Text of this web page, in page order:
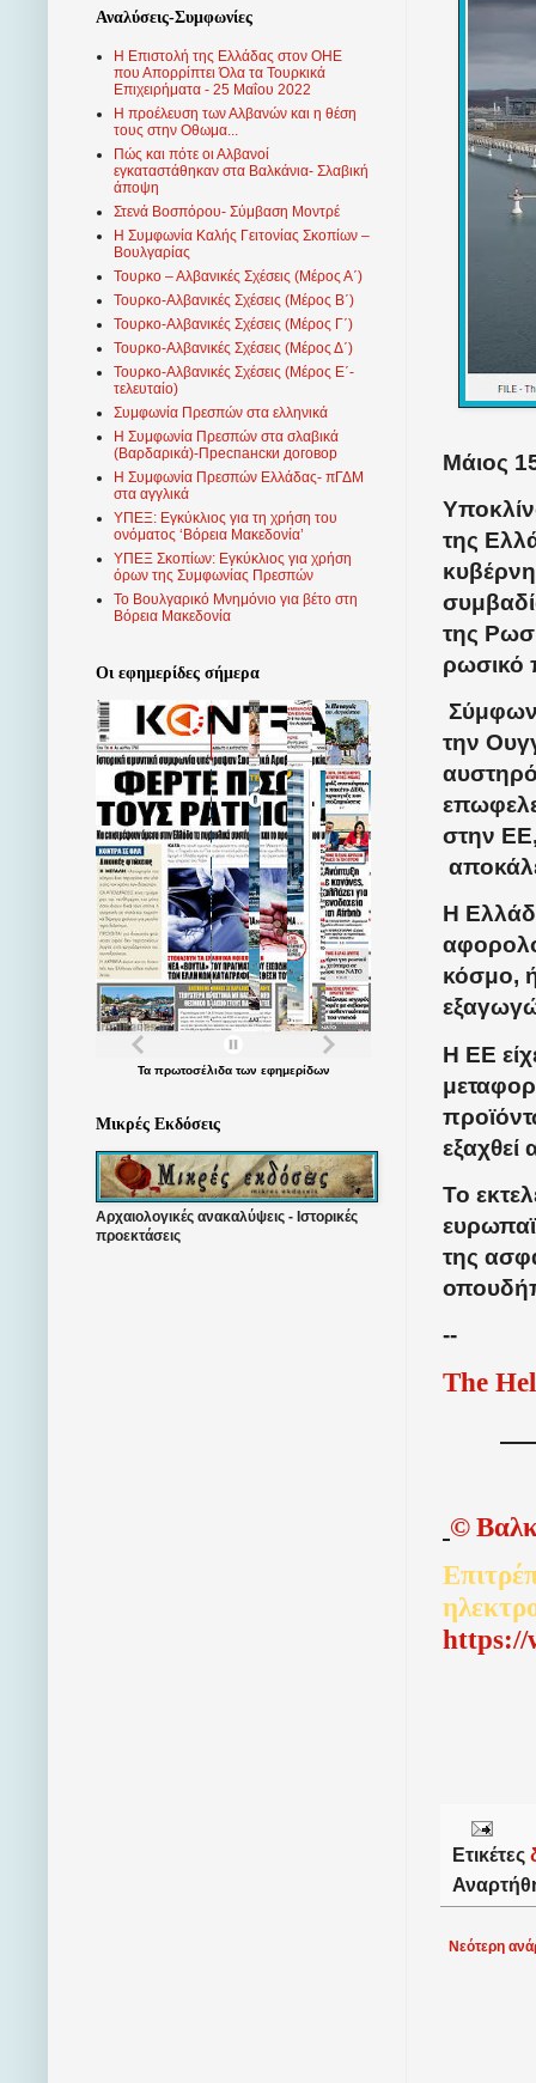
Μάιος
της
της
ρωσικό
την
στην
Η
κόσμο,
Η ΕΕ
Το
της
--
The
©
https://
Ετικέτες
Νεότερη
Αναλύσεις-Συμφωνίες
Η Επιστολή της Ελλάδας στον ΟΗΕ
που Απορρίπτει Όλα τα Τουρκικά
Επιχειρήματα - 25 Μαΐου 2022
Η προέλευση των Αλβανών και η θέση
τους στην Οθωμα...
Πώς και πότε οι Αλβανοί
εγκαταστάθηκαν στα Βαλκάνια- Σλαβική
άποψη
Στενά Βοσπόρου- Σύμβαση Μοντρέ
Η Συμφωνία Καλής Γειτονίας Σκοπίων –
Βουλγαρίας
Τουρκο – Αλβανικές Σχέσεις (Mέρος Α΄)
Τουρκο-Αλβανικές Σχέσεις (Μέρος Β΄)
Τουρκο-Αλβανικές Σχέσεις (Μέρος Γ΄)
Τουρκο-Αλβανικές Σχέσεις (Μέρος Δ΄)
Τουρκο-Αλβανικές Σχέσεις (Μέρος Ε΄-
τελευταίο)
Συμφωνία Πρεσπών στα ελληνικά
Η Συμφωνία Πρεσπών στα σλαβικά
(Βαρδαρικά)-Преспански договор
Η Συμφωνία Πρεσπών Ελλάδας- πΓΔΜ
στα αγγλικά
ΥΠΕΞ: Εγκύκλιος για τη χρήση του
ονόματος ‘Βόρεια Μακεδονία’
ΥΠΕΞ Σκοπίων: Εγκύκλιος για χρήση
όρων της Συμφωνίας Πρεσπών
Το Βουλγαρικό Μνημόνιο για βέτο στη
Βόρεια Μακεδονία
Οι εφημερίδες σήμερα
Τα πρωτοσέλιδατων εφημερίδων
Μικρές Εκδόσεις
Αρχαιολογικές ανακαλύψεις - Ιστορικές
προεκτάσεις